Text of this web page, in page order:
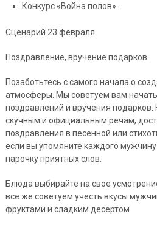
Конкурс «Война полов».
Сценарий 23 февраля
Поздравление, вручение подарков
Позаботьтесь с самого начала о
атмосферы. Мы советуем вам
поздравлений и вручения подарков.
скучным и официальным речам,
поздравления в песенной или
если вы упомяните каждого
парочку приятных слов.
Блюда выбирайте на свое
все же советуем учесть вкусы
фруктами и сладким десертом.